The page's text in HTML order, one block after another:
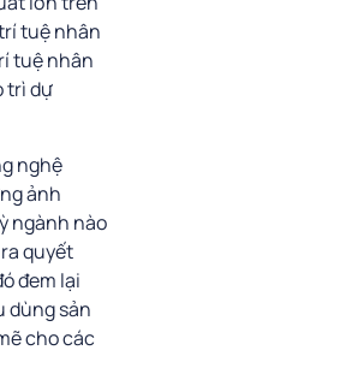
tuệ nhân
tuệ nhân
trì dự
nghệ
ảnh
ngành nào
quyết
đem lại
dùng sản
cho các